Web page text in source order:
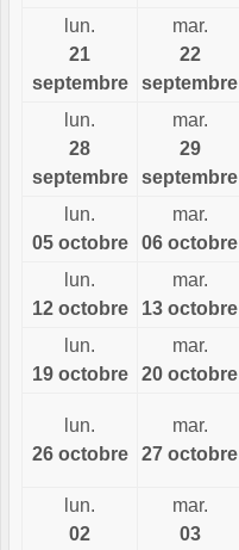
lun.
21
septembre
mar.
22
septembre
lun.
28
septembre
mar.
29
septembre
lun.
05 octobre
mar.
06 octobre
lun.
12 octobre
mar.
13 octobre
lun.
19 octobre
mar.
20 octobre
lun.
26 octobre
mar.
27 octobre
lun.
02
mar.
03